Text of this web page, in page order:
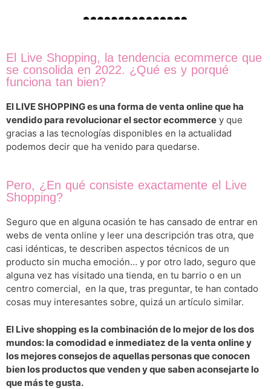
El Live Shopping, la tendencia ecommerce que
se consolida en 2022. ¿Qué es y porqué
funciona tan bien?
El LIVE SHOPPING es una forma de venta online que ha
vendido para revolucionar el sector ecommerce y que
gracias a las tecnologías disponibles en la actualidad
podemos decir que ha venido para quedarse.
Pero, ¿En qué consiste exactamente el Live
Shopping?
Seguro que en alguna ocasión te has cansado de entrar en
webs de venta online y leer una descripción tras otra, que
casi idénticas, te describen aspectos técnicos de un
producto sin mucha emoción… y por otro lado, seguro que
alguna vez has visitado una tienda, en tu barrio o en un
centro comercial, en la que, tras preguntar, te han contado
cosas muy interesantes sobre, quizá un artículo similar.
El Live shopping es la combinación de lo mejor de los dos
mundos: la comodidad e inmediatez de la venta online y
los mejores consejos de aquellas personas que conocen
bien los productos que venden y que saben aconsejarte lo
que más te gusta.